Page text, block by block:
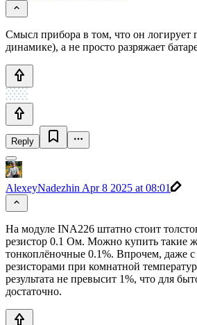
Смысл прибора в том, что он логирует
динамике), а не просто разряжает
Reply
AlexeyNadezhin Apr 8 2025 at 08:01
На модуле INA226 штатно стоит
резистор 0.1 Ом. Можно купить такие
тонкоплёночные 0.1%. Впрочем, даже
резисторами при комнатной
результата не превысит 1%, что для
достаточно.